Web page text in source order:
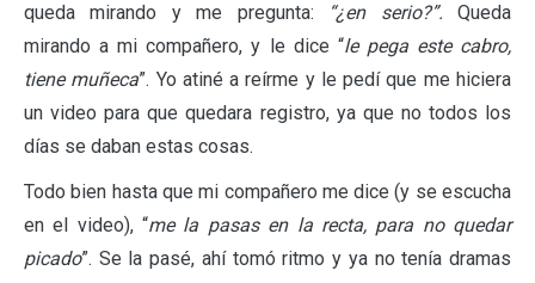
queda mirando y me pregunta:
“¿en serio?”.Queda
mirando a mi compañero, y le dice “le pega este cabro,
tiene muñeca”. Yo atiné a reírme y le pedí que me hiciera
un video para que quedara registro, ya que no todos los
días se daban estas cosas.
Todo bien hasta que mi compañero me dice (y se escucha
en el video), “me la pasas en la recta, para no quedar
picado”. Se la pasé, ahí tomó ritmo y ya no tenía dramas